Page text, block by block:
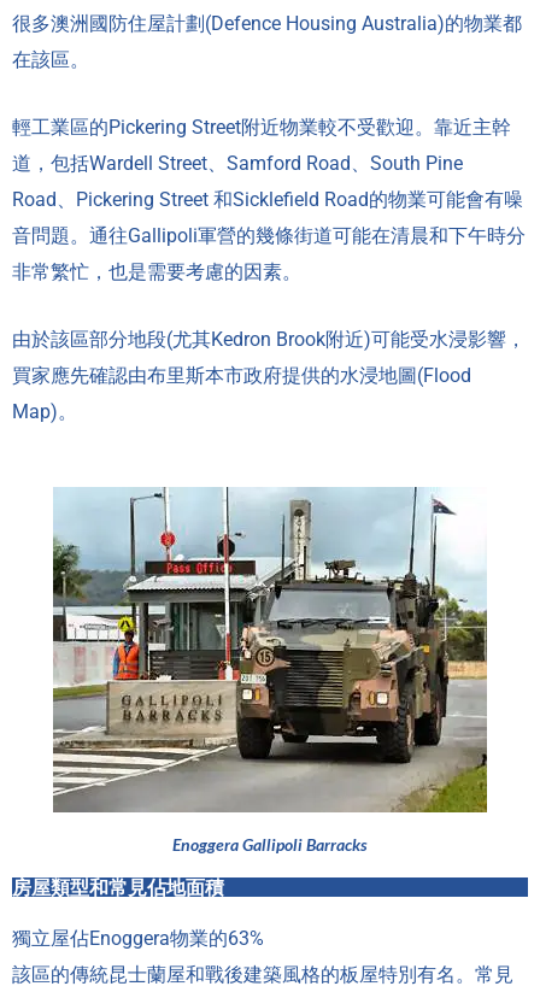
很多澳洲國防住屋計劃(Defence Housing Australia)的物業都
在該區。
輕工業區的Pickering Street附近物業較不受歡迎。靠近主幹
道，包括Wardell Street、Samford Road、South Pine
Road、Pickering Street 和Sicklefield Road的物業可能會有噪
音問題。通往Gallipoli軍營的幾條街道可能在清晨和下午時分
非常繁忙，也是需要考慮的因素。
由於該區部分地段(尤其Kedron Brook附近)可能受水浸影響，
買家應先確認由布里斯本市政府提供的水浸地圖(Flood
Map)。
Enoggera Gallipoli Barracks
房屋類型和常見佔地面積
獨立屋佔Enoggera物業的63%
該區的傳統昆士蘭屋和戰後建築風格的板屋特別有名。常見